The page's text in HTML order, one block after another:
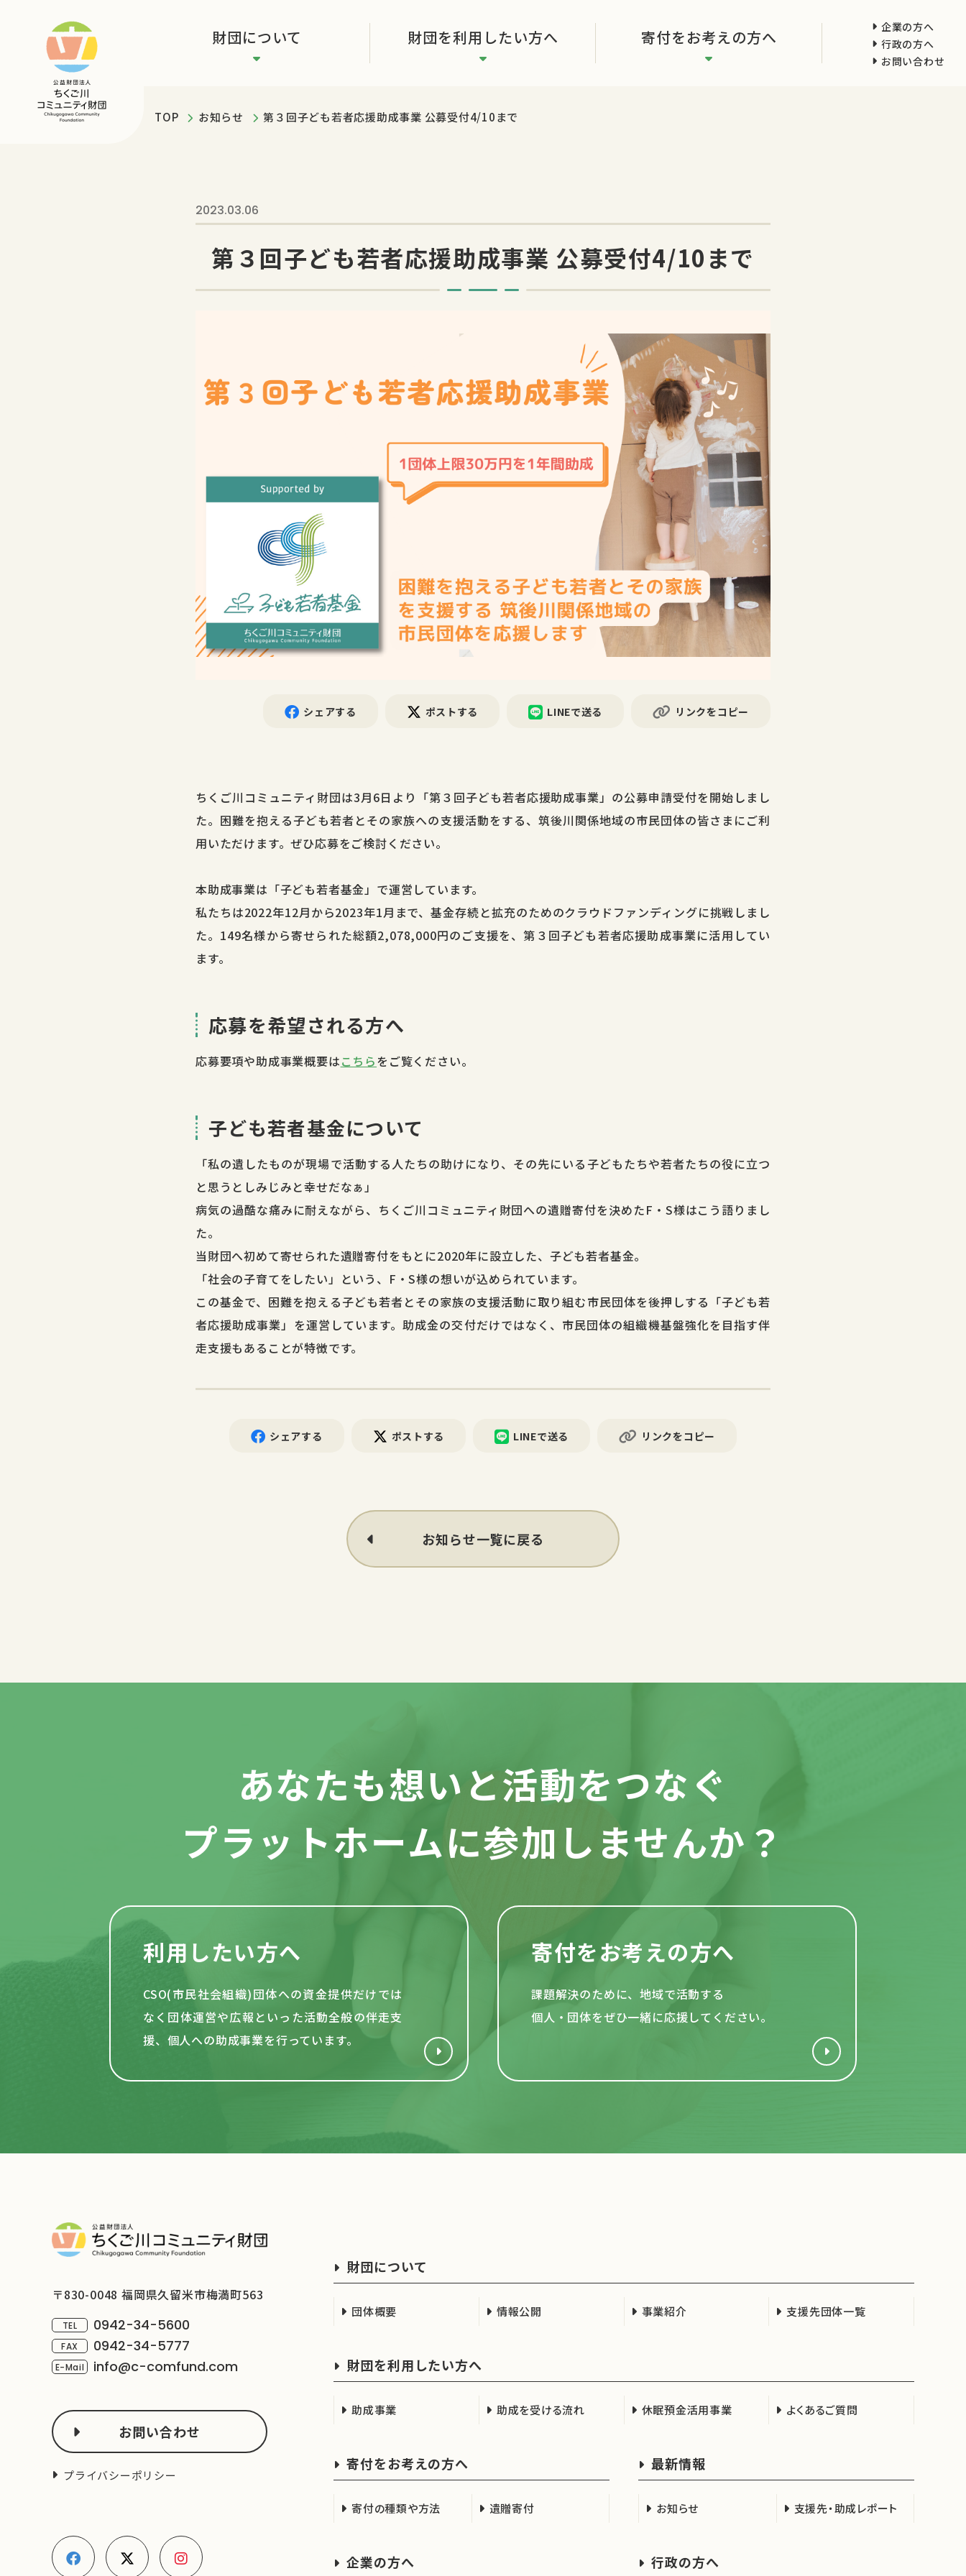
財団について 財団を利用したい方へ 寄付をお考えの方へ
企業の方へ
行政の方へ
お問い合わせ
TOP お知らせ 第３回子ども若者応援助成事業 公募受付4/10まで
2023.03.06
第３回子ども若者応援助成事業 公募受付4/10まで
シェアする ポストする LINEで送る リンクをコピー
ちくご川コミュニティ財団は3月6日より「第３回子ども若者応援助成事業」の公募申請受付を開始しまし
た。困難を抱える子ども若者とその家族への支援活動をする、筑後川関係地域の市民団体の皆さまにご利
用いただけます。ぜひ応募をご検討ください。
本助成事業は「子ども若者基金」で運営しています。
私たちは2022年12月から2023年1月まで、基金存続と拡充のためのクラウドファンディングに挑戦しまし
た。149名様から寄せられた総額2,078,000円のご支援を、第３回子ども若者応援助成事業に活用してい
ます。
応募を希望される方へ
応募要項や助成事業概要はこちら をご覧ください。
子ども若者基金について
「私の遺したものが現場で活動する人たちの助けになり、その先にいる子どもたちや若者たちの役に立つ
と思うとしみじみと幸せだなぁ」
病気の過酷な痛みに耐えながら、ちくご川コミュニティ財団への遺贈寄付を決めたF・S様はこう語りまし
た。
当財団へ初めて寄せられた遺贈寄付をもとに2020年に設立した、子ども若者基金。
「社会の子育てをしたい」という、F・S様の想いが込められています。
この基金で、困難を抱える子ども若者とその家族の支援活動に取り組む市民団体を後押しする「子ども若
者応援助成事業」を運営しています。助成金の交付だけではなく、市民団体の組織機基盤強化を目指す伴
走支援もあることが特徴です。
シェアする ポストする LINEで送る リンクをコピー
お知らせ一覧に戻る
あなたも想いと活動をつなぐ
プラットホームに参加しませんか？
利用したい方へ
CSO(市民社会組織)団体への資金提供だけでは
なく団体運営や広報といった活動全般の伴走支
援、個人への助成事業を行っています。
寄付をお考えの方へ
課題解決のために、地域で活動する
個人・団体をぜひ一緒に応援してください。
〒830-0048 福岡県久留米市梅満町563
TEL 0942-34-5600
FAX 0942-34-5777
E-Mail info@c-comfund.com
お問い合わせ
プライバシーポリシー
財団について
団体概要 情報公開 事業紹介 支援先団体一覧
財団を利用したい方へ
助成事業 助成を受ける流れ 休眠預金活用事業 よくあるご質問
寄付をお考えの方へ
寄付の種類や方法 遺贈寄付
最新情報
お知らせ 支援先・助成レポート
企業の方へ 行政の方へ